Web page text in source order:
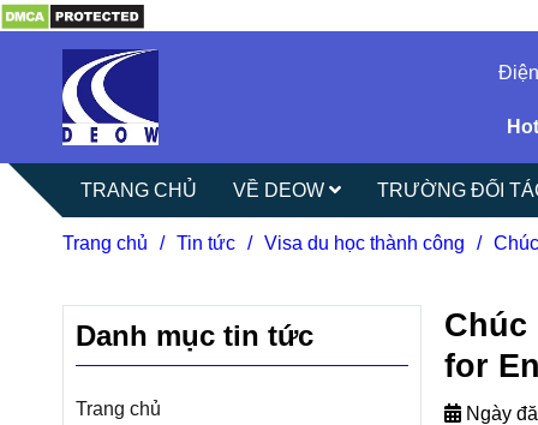
TRANG CHỦ VỀ DEOW TRƯỜNG ĐỐI
Trang chủ / Tin tức / Visa du học thành công /
Chúc
for
Ngày
Danh mục tin tức
Trang chủ